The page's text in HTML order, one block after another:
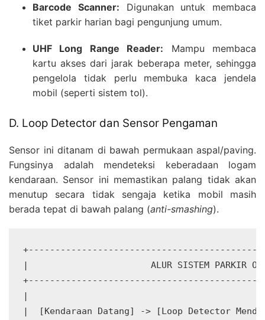
Barcode Scanner: Digunakan untuk membaca
tiket parkir harian bagi pengunjung umum.
UHF Long Range Reader: Mampu membaca
kartu akses dari jarak beberapa meter, sehingga
pengelola tidak perlu membuka kaca jendela
mobil (seperti sistem tol).
D. Loop Detector dan Sensor Pengaman
Sensor ini ditanam di bawah permukaan aspal/paving.
Fungsinya adalah mendeteksi keberadaan logam
kendaraan. Sensor ini memastikan palang tidak akan
menutup secara tidak sengaja ketika mobil masih
berada tepat di bawah palang (anti-smashing).
|                       ALUR SISTEM PARKIR
|
|  [Kendaraan Datang] -> [Loop Detector